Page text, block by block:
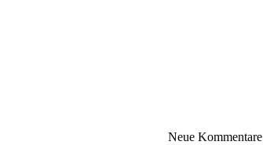
Neue Kommentare